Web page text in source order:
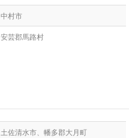
中村市
安芸郡馬路村
土佐清水市、幡多郡大月町